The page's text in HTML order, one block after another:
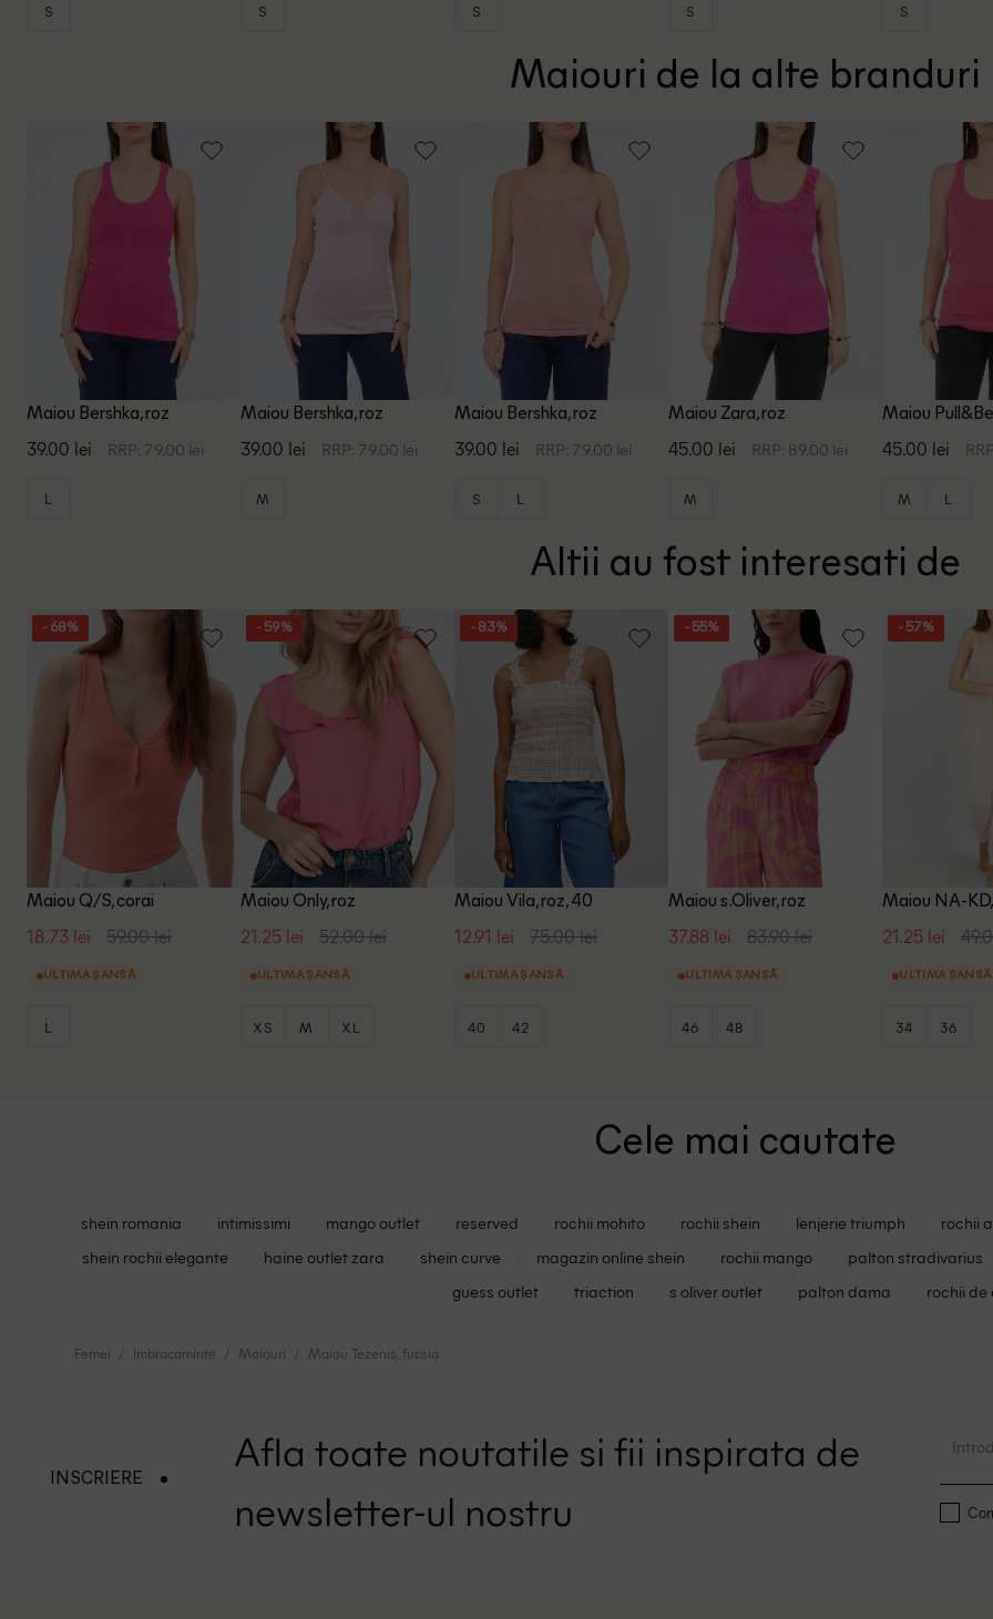
S S S S S
Maiouri de la alte branduri
Maiou Bershka, roz
39.00 lei RRP: 79.00 lei
L
Maiou Bershka, roz
39.00 lei RRP: 79.00 lei
M
Maiou Bershka, roz
39.00 lei RRP: 79.00 lei
S L
Maiou Zara, roz
45.00 lei RRP: 89.00 lei
M
Maiou
45.00 lei
M L
Altii au fost interesati de
- 68%
Maiou Q/S, corai
18.73 lei 59.00 lei
ULTIMA ȘANSĂ
L
- 59%
Maiou Only, roz
21.25 lei 52.00 lei
ULTIMA ȘANSĂ
XS M XL
- 83%
Maiou Vila, roz, 40
12.91 lei 75.00 lei
ULTIMA ȘANSĂ
40 42
- 55%
Maiou s.Oliver, roz
37.88 lei 83.90 lei
ULTIMA ȘANSĂ
46 48
- 57%
Maiou NA-
21.25 lei
ULTIMA ȘANSĂ
34 36
Cele mai cautate
shein romania intimissimi mango outlet reserved rochii mohito rochii shein lenjerie triumph rochii
shein rochii elegante
haine outlet zara shein curve magazin online shein rochii mango palton stradivarius
guess outlet
triaction s oliver outlet palton dama rochii de
Femei Imbracaminte Maiouri Maiou Tezenis, fucsia
INSCRIERE
Afla toate noutatile si fii inspirata de
newsletter-ul nostru